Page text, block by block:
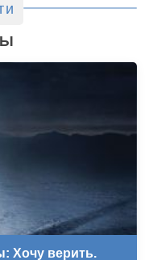
Хочу верить.